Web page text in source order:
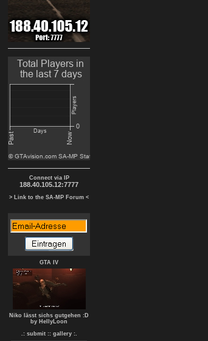
Connect via IP
188.40.105.12:7777
> Link to the SA-MP Forum <
GTA IV
Niko lässt sichs gutgehen :D
by HellyLoon
.: submit : : gallery :.